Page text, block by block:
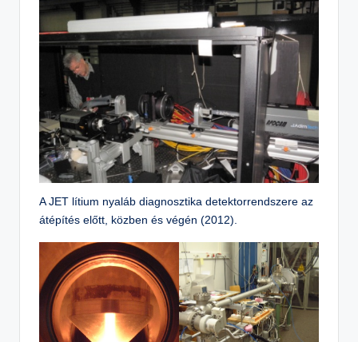
A JET lítium nyaláb diagnosztika detektorrendszere az
átépítés előtt, közben és végén (2012).